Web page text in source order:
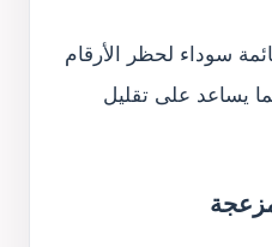
سوداء لحظر الأرقام
يساعد على تقليل